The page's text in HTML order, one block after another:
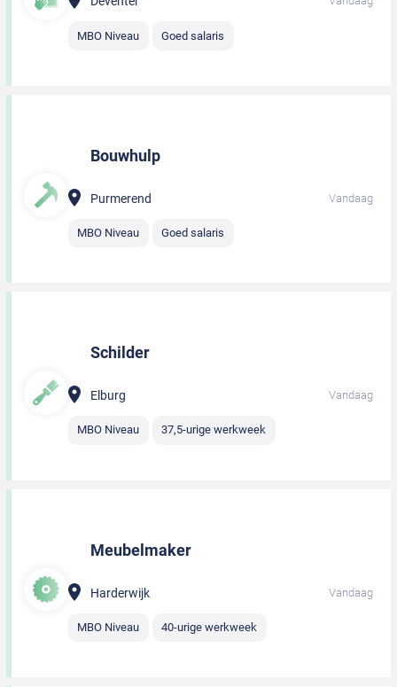
MBO Niveau Goed salaris
Bouwhulp
Purmerend Vandaag
MBO Niveau Goed salaris
Schilder
Elburg Vandaag
MBO Niveau 37,5-urige werkweek
Meubelmaker
Harderwijk Vandaag
MBO Niveau 40-urige werkweek